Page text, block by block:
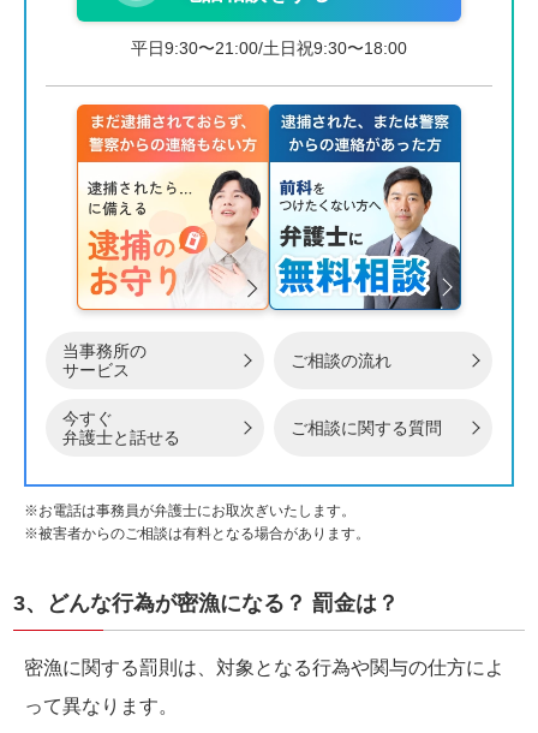
平日9:30〜21:00/土日祝9:30〜18:00
当事務所の
サービス
ご相談の流れ
今すぐ
弁護士と話せる
ご相談に関する質問
※お電話は事務員が弁護士にお取次ぎいたします。
※被害者からのご相談は有料となる場合があります。
3、どんな行為が密漁になる？ 罰金は？
密漁に関する罰則は、対象となる行為や関与の仕方によ
って異なります。